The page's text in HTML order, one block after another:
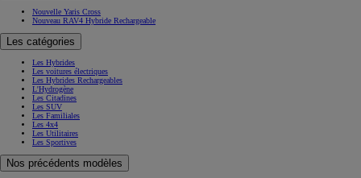
Nouvelle Yaris Cross
Nouveau RAV4 Hybride Rechargeable
Les catégories
Les Hybrides
Les voitures électriques
Les Hybrides Rechargeables
L'Hydrogène
Les Citadines
Les SUV
Les Familiales
Les 4x4
Les Utilitaires
Les Sportives
Nos précédents modèles